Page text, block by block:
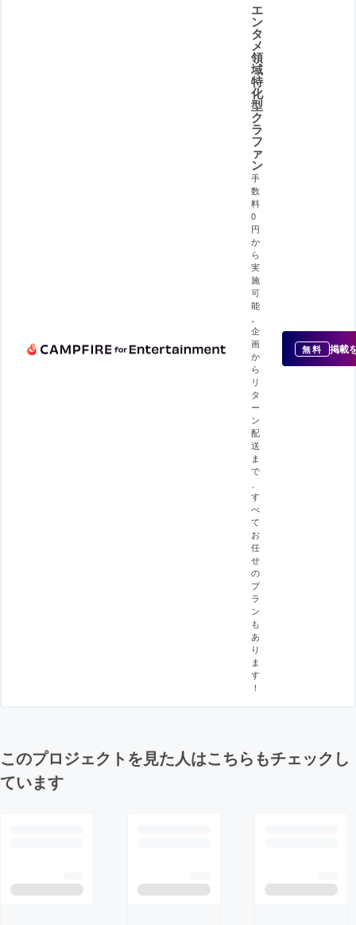
エ
ン
タ
メ
領
域
特
化
型
ク
ラ
フ
ァ
ン
手
数
料
0
円
か
ら
実
施
可
能
。
企
画
か
ら
リ
タ
ー
ン
配
送
ま
で
、
す
べ
て
お
任
せ
の
プ
ラ
ン
も
あ
り
ま
す
！
無料 掲載
このプロジェクトを見た人はこちらもチェックし
ています